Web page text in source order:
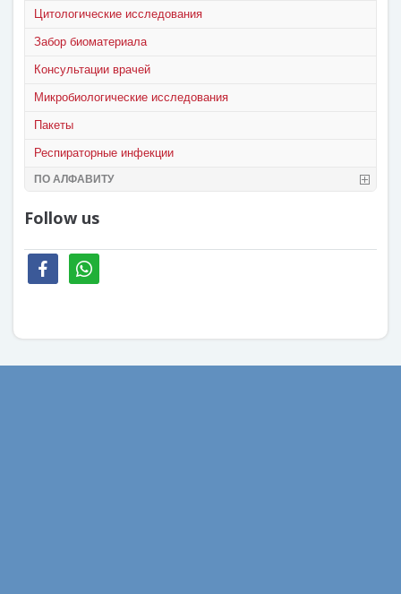
Цитологические исследования
Забор биоматериала
Консультации врачей
Микробиологические исследования
Пакеты
Респираторные инфекции
ПО АЛФАВИТУ
Follow us
facebookwhatsapp